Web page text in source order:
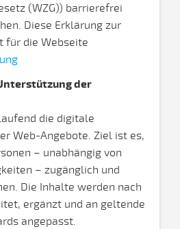
(WZG)) barrierefrei
Diese Erklärung zur
für die Webseite
der
die digitale
Web-Angebote. Ziel ist es,
– unabhängig von
– zugänglich und
Die Inhalte werden nach
ergänzt und an geltende
angepasst.